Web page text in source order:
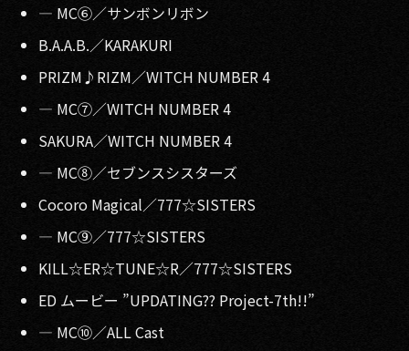
— MC⑥／サンボンリボン
B.A.A.B.／KARAKURI
PRIZM♪RIZM／WITCH NUMBER 4
— MC⑦／WITCH NUMBER 4
SAKURA／WITCH NUMBER 4
— MC⑧／セブンスシスターズ
Cocoro Magical／777☆SISTERS
— MC⑨／777☆SISTERS
KILL☆ER☆TUNE☆R／777☆SISTERS
ED ムービー ”UPDATING?? Project-7th!!”
— MC⑩／ALL Cast